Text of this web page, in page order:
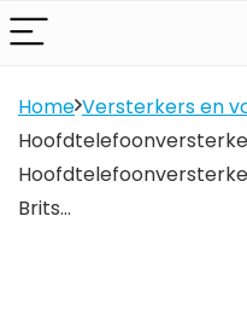
Home Versterkers en
Brits…